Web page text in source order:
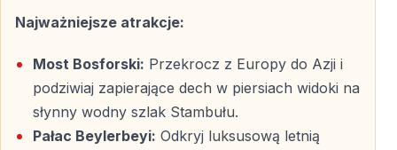
nadbrzeżne dzielnice oraz panoramę Stambułu, co
pozwala w pełni docenić wyjątkową geografię miasta.
Wizyta na Wzgórzu Çamlıca
Najważniejsze atrakcje:
Most Bosforski: Przekrocz z Europy do Azji i
podziwiaj zapierające dech w piersiach widoki na
słynny wodny szlak Stambułu.
Pałac Beylerbeyi: Odkryj luksusową letnią